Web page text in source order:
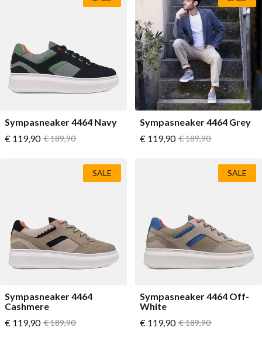
Sympasneaker 4464 Navy
Vanaf
€ 119,90 Normale prijs
€ 189,90
Sympasneaker 4464 Grey
Vanaf
€ 119,90 Normale prijs
€ 189,90
Sympasneaker 4464
Cashmere
Vanaf
€ 119,90 Normale prijs
€ 189,90
SALE
Sympasneaker 4464 Off-
White
Vanaf
€ 119,90 Normale prijs
€ 189,90
SALE